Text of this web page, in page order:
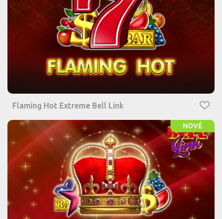
Flaming Hot Extreme Bell Link
NOVÉ